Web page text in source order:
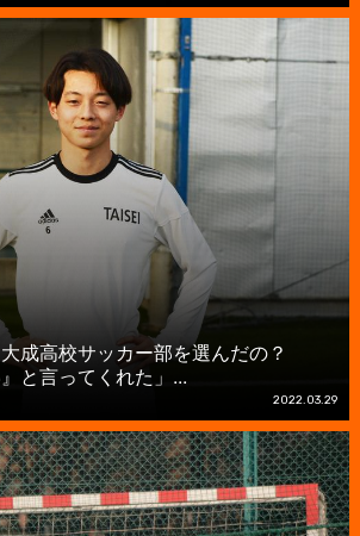
成高校サッカー部を選んだの？
と言ってくれた」...
2022.03.29